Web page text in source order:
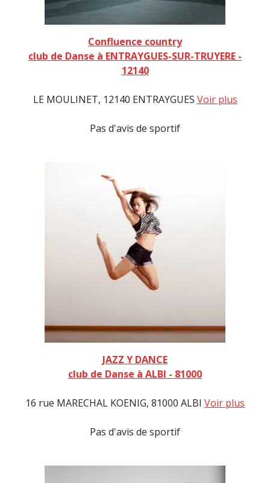
Confluence country
club de Danse à ENTRAYGUES-SUR-TRUYERE -
12140
LE MOULINET, 12140 ENTRAYGUES Voir plus
Pas d'avis de sportif
JAZZ Y DANCE
club de Danse à ALBI - 81000
16 rue MARECHAL KOENIG, 81000 ALBI Voir plus
Pas d'avis de sportif